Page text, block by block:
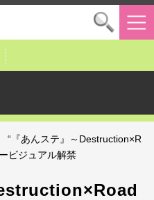
“『あんステ』～Destruction×R
ビジュアル解禁